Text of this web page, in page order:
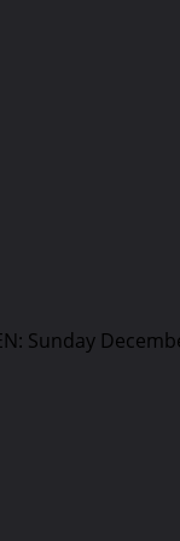
Sunday